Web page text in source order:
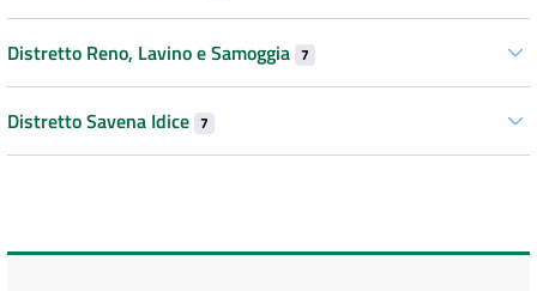
Distretto Reno, Lavino e Samoggia 7
Distretto Savena Idice 7